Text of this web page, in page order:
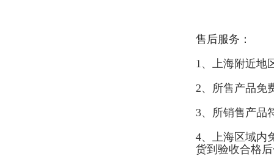
售后服务：
1、上海附近地
2、所售产品免
3、所销售产品
4、上海区域内
货到验收合格